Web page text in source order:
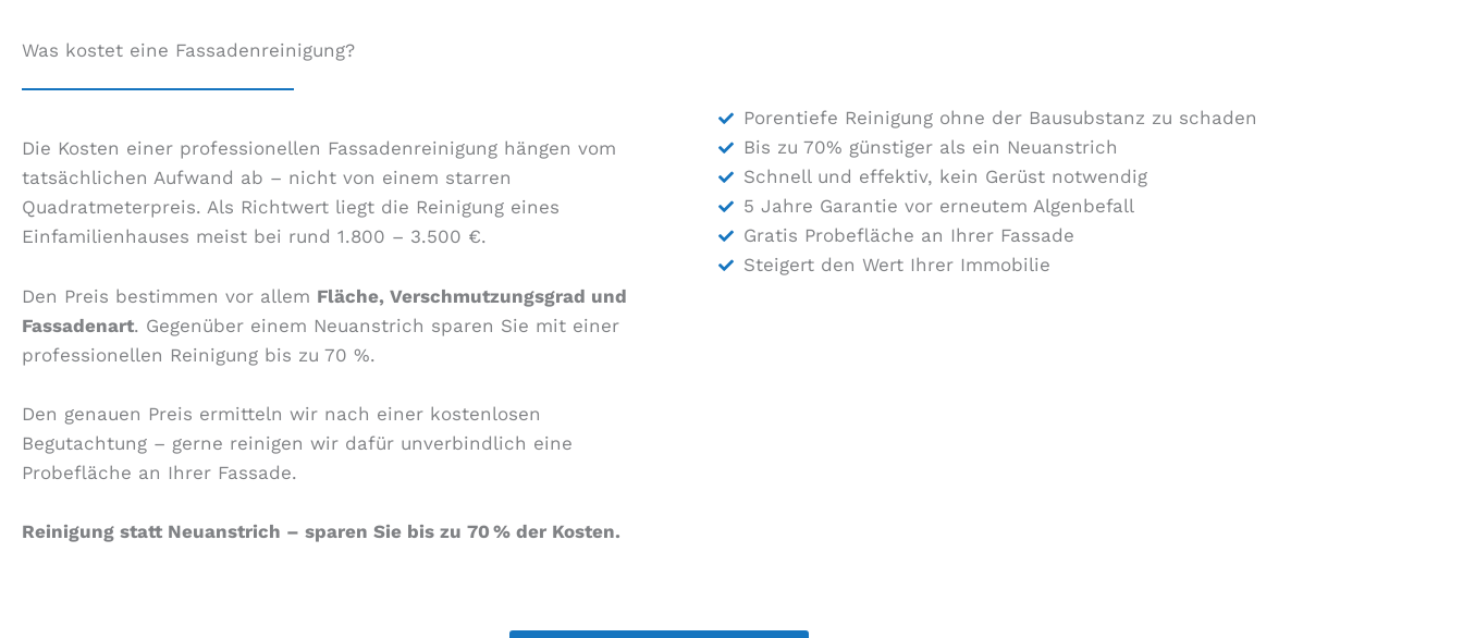
Was kostet eine Fassadenreinigung?
Die Kosten einer professionellen Fassadenreinigung hängen vom
tatsächlichen Aufwand ab – nicht von einem starren
Quadratmeterpreis. Als Richtwert liegt die Reinigung eines
Einfamilienhauses meist bei rund 1.800 – 3.500 €.
Den Preis bestimmen vor allem Fläche, Verschmutzungsgrad und
Fassadenart. Gegenüber einem Neuanstrich sparen Sie mit einer
professionellen Reinigung bis zu 70 %.
Den genauen Preis ermitteln wir nach einer kostenlosen
Begutachtung – gerne reinigen wir dafür unverbindlich eine
Probefläche an Ihrer Fassade.
Reinigung statt Neuanstrich – sparen Sie bis zu 70 % der Kosten.
Porentiefe Reinigung ohne der Bausubstanz zu schaden
Bis zu 70% günstiger als ein Neuanstrich
Schnell und effektiv, kein Gerüst notwendig
5 Jahre Garantie vor erneutem Algenbefall
Gratis Probefläche an Ihrer Fassade
Steigert den Wert Ihrer Immobilie